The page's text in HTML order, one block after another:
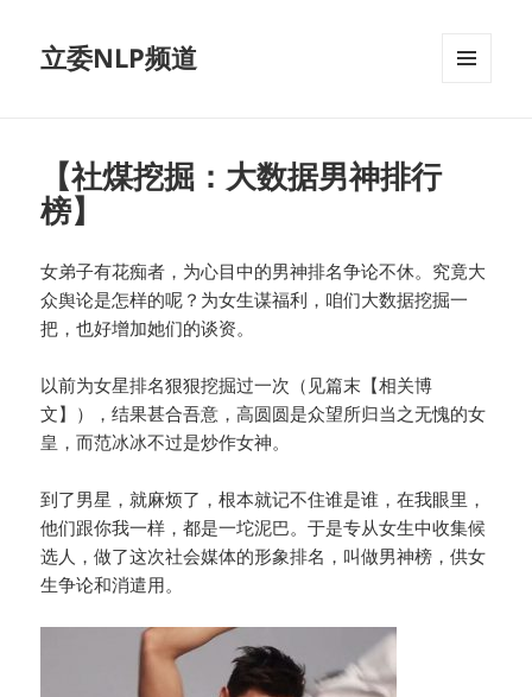
立委NLP频道
【社煤挖掘：大数据男神排行
榜】
女弟子有花痴者，为心目中的男神排名争论不休。究竟大
众舆论是怎样的呢？为女生谋福利，咱们大数据挖掘一
把，也好增加她们的谈资。
以前为女星排名狠狠挖掘过一次（见篇末【相关博
文】），结果甚合吾意，高圆圆是众望所归当之无愧的女
皇，而范冰冰不过是炒作女神。
到了男星，就麻烦了，根本就记不住谁是谁，在我眼里，
他们跟你我一样，都是一坨泥巴。于是专从女生中收集候
选人，做了这次社会媒体的形象排名，叫做男神榜，供女
生争论和消遣用。